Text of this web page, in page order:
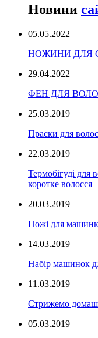
Новини
05.05.2022
НОЖИНИ ДЛЯ
29.04.2022
ФЕН ДЛЯ
25.03.2019
Праски для
22.03.2019
Термобігуді для
коротке волосся
20.03.2019
Ножі для
14.03.2019
Набір машинок
11.03.2019
Стрижемо
05.03.2019